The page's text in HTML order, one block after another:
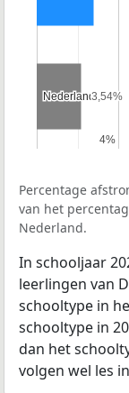
4%
4%
Nederland
Nederland3,54%
3,54%
Percentage
van het
Nederland.
In schooljaar
leerlingen van
schooltype in
schooltype in
dan het
volgen wel les